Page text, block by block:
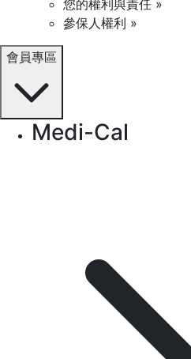
您的權利與責任 »
參保人權利 »
會員專區
Medi-Cal